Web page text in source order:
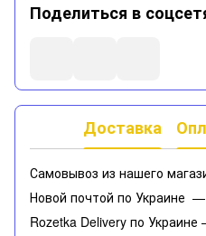
Поделиться в
Доставка
Самовывоз из нашего
Новой почтой по Украине —
Rozetka Delivery по Украине